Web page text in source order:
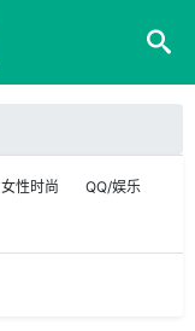
女性时尚
QQ/娱乐